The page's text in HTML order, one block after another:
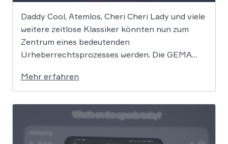
Daddy Cool, Atemlos, Cheri Cheri Lady und viele
weitere zeitlose Klassiker könnten nun zum
Zentrum eines bedeutenden
Urheberrechtsprozesses werden. Die GEMA
die Rechte ihrer Mitglieder verteidigen. Dem
Unternehmen hinter der populären KI-Musik-
App werden massive
Urheberrechtsverletzungen vorgeworfen. Die
Mehr erfahren